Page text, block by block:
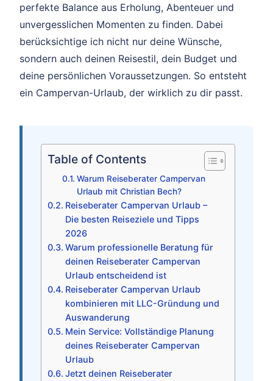
perfekte Balance aus Erholung, Abenteuer und
unvergesslichen Momenten zu finden. Dabei
berücksichtige ich nicht nur deine Wünsche,
sondern auch deinen Reisestil, dein Budget und
deine persönlichen Voraussetzungen. So entsteht
ein Campervan-Urlaub, der wirklich zu dir passt.
Table of Contents
Warum Reiseberater Campervan
Urlaub mit Christian Bech?
Reiseberater Campervan Urlaub –
Die besten Reiseziele und Tipps
2026
Warum professionelle Beratung für
deinen Reiseberater Campervan
Urlaub entscheidend ist
Reiseberater Campervan Urlaub
kombinieren mit LLC-Gründung und
Auswanderung
Mein Service: Vollständige Planung
deines Reiseberater Campervan
Urlaub
Jetzt deinen Reiseberater